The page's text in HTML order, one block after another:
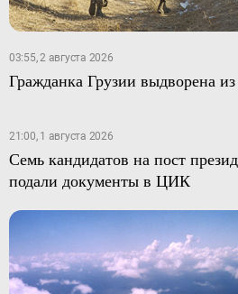
03:55, 2 августа 2026
Гражданка Грузии выдворена
21:00, 1 августа 2026
Семь кандидатов на пост
подали документы в ЦИК